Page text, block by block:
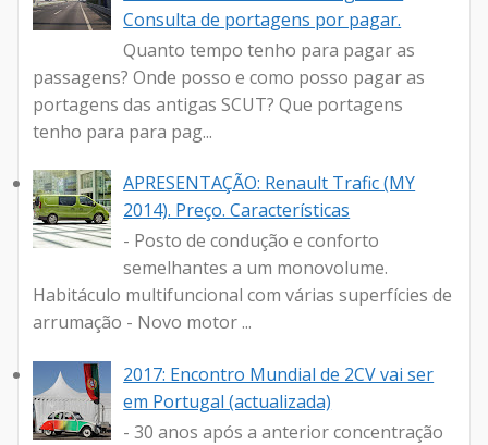
Consulta de portagens por pagar.
Quanto tempo tenho para pagar as
passagens? Onde posso e como posso pagar as
portagens das antigas SCUT? Que portagens
tenho para para pag...
APRESENTAÇÃO: Renault Trafic (MY
2014). Preço. Características
- Posto de condução e conforto
semelhantes a um monovolume.
Habitáculo multifuncional com várias superfícies de
arrumação - Novo motor ...
2017: Encontro Mundial de 2CV vai ser
em Portugal (actualizada)
- 30 anos após a anterior concentração